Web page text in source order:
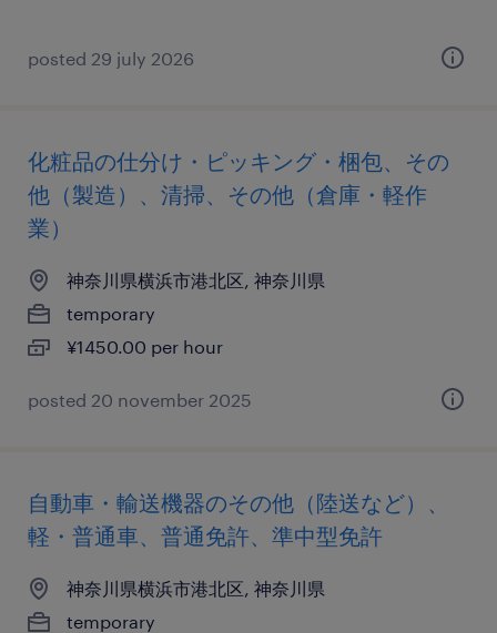
posted 29 july 2026
化粧品の仕分け・ピッキング・梱包、その
他（製造）、清掃、その他（倉庫・軽作
業）
神奈川県横浜市港北区, 神奈川県
temporary
¥1450.00 per hour
posted 20 november 2025
自動車・輸送機器のその他（陸送など）、
軽・普通車、普通免許、準中型免許
神奈川県横浜市港北区, 神奈川県
temporary